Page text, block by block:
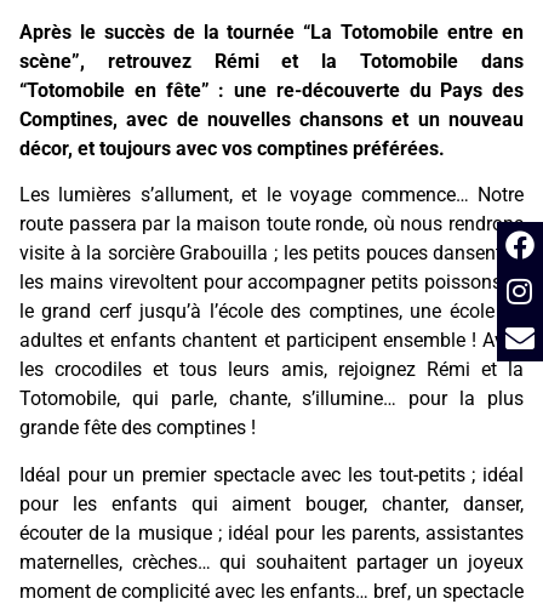
Après le succès de la tournée “La Totomobile entre en
scène”, retrouvez Rémi et la Totomobile dans
“Totomobile en fête” : une re-découverte du Pays des
Comptines, avec de nouvelles chansons et un nouveau
décor, et toujours avec vos comptines préférées.
Les lumières s’allument, et le voyage commence… Notre
route passera par la maison toute ronde, où nous rendrons
visite à la sorcière Grabouilla ; les petits pouces dansent et
les mains virevoltent pour accompagner petits poissons et
le grand cerf jusqu’à l’école des comptines, une école où
adultes et enfants chantent et participent ensemble ! Avec
les crocodiles et tous leurs amis, rejoignez Rémi et la
Totomobile, qui parle, chante, s’illumine… pour la plus
grande fête des comptines !
Idéal pour un premier spectacle avec les tout-petits ; idéal
pour les enfants qui aiment bouger, chanter, danser,
écouter de la musique ; idéal pour les parents, assistantes
maternelles, crèches… qui souhaitent partager un joyeux
moment de complicité avec les enfants… bref, un spectacle